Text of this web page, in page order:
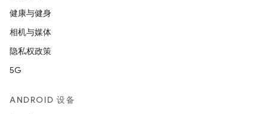
健康与健身
相机与媒体
隐私权政策
5G
ANDROID 设备